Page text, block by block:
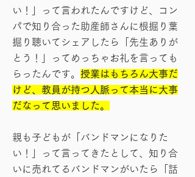
い！」って言われたんですけど、コン
パで知り合った助産師さんに根掘り葉
掘り聴いてシェアしたら「先生ありが
とう！」ってめっちゃお礼を言っても
らったんです。 授業はもちろん大事だ
けど、教員が持つ人脈って本当に大事
だなって思いました。
親も子どもが「バンドマンになりた
い！」って言ってきたとして、知り合
いに売れてるバンドマンがいたら「話